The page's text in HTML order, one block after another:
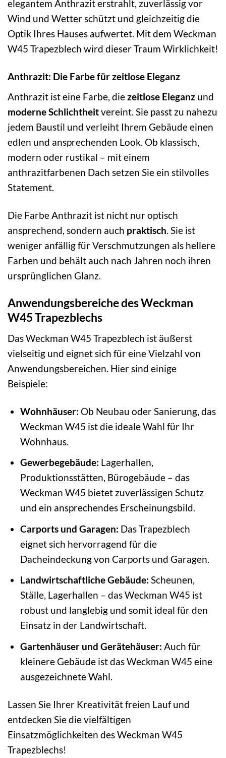
elegantem Anthrazit erstrahlt, zuverlässig vor
Wind und Wetter schützt und gleichzeitig die
Optik Ihres Hauses aufwertet. Mit dem Weckman
W45 Trapezblech wird dieser Traum Wirklichkeit!
Anthrazit: Die Farbe für zeitlose Eleganz
Anthrazit ist eine Farbe, diezeitlose Eleganz und
moderne Schlichtheitvereint. Sie passt zu nahezu
jedem Baustil und verleiht Ihrem Gebäude einen
edlen und ansprechenden Look. Ob klassisch,
modern oder rustikal – mit einem
anthrazitfarbenen Dach setzen Sie ein stilvolles
Statement.
Die Farbe Anthrazit ist nicht nur optisch
ansprechend, sondern auch praktisch . Sie ist
weniger anfällig für Verschmutzungen als hellere
Farben und behält auch nach Jahren noch ihren
ursprünglichen Glanz.
Anwendungsbereiche des Weckman
W45 Trapezblechs
Das Weckman W45 Trapezblech ist äußerst
vielseitig und eignet sich für eine Vielzahl von
Anwendungsbereichen. Hier sind einige
Beispiele:
Wohnhäuser: Ob Neubau oder Sanierung, das
Weckman W45 ist die ideale Wahl für Ihr
Wohnhaus.
Gewerbegebäude: Lagerhallen,
Produktionsstätten, Bürogebäude – das
Weckman W45 bietet zuverlässigen Schutz
und ein ansprechendes Erscheinungsbild.
Carports und Garagen: Das Trapezblech
eignet sich hervorragend für die
Dacheindeckung von Carports und Garagen.
Landwirtschaftliche Gebäude: Scheunen,
Ställe, Lagerhallen – das Weckman W45 ist
robust und langlebig und somit ideal für den
Einsatz in der Landwirtschaft.
Gartenhäuser und Gerätehäuser: Auch für
kleinere Gebäude ist das Weckman W45 eine
ausgezeichnete Wahl.
Lassen Sie Ihrer Kreativität freien Lauf und
entdecken Sie die vielfältigen
Einsatzmöglichkeiten des Weckman W45
Trapezblechs!